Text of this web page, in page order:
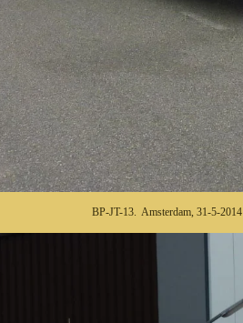
BP-JT-13. Amsterdam, 31-5-2014